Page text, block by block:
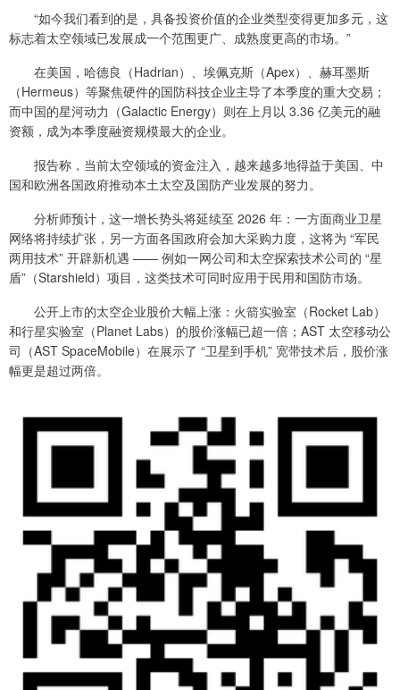
“如今我们看到的是，具备投资价值的企业类型变得更加多元，这
标志着太空领域已发展成一个范围更广、成熟度更高的市场。”
在美国，哈德良（Hadrian）、埃佩克斯（Apex）、赫耳墨斯
（Hermeus）等聚焦硬件的国防科技企业主导了本季度的重大交易；
而中国的星河动力（Galactic Energy）则在上月以 3.36 亿美元的融
资额，成为本季度融资规模最大的企业。
报告称，当前太空领域的资金注入，越来越多地得益于美国、中
国和欧洲各国政府推动本土太空及国防产业发展的努力。
分析师预计，这一增长势头将延续至 2026 年：一方面商业卫星
网络将持续扩张，另一方面各国政府会加大采购力度，这将为 “军民
两用技术” 开辟新机遇 —— 例如一网公司和太空探索技术公司的 “星
盾”（Starshield）项目，这类技术可同时应用于民用和国防市场。
公开上市的太空企业股价大幅上涨：火箭实验室（Rocket Lab）
和行星实验室（Planet Labs）的股价涨幅已超一倍；AST 太空移动公
司（AST SpaceMobile）在展示了 “卫星到手机” 宽带技术后，股价涨
幅更是超过两倍。